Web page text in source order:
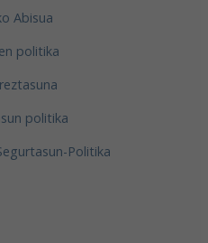
Abisua
politika
politika
Politika